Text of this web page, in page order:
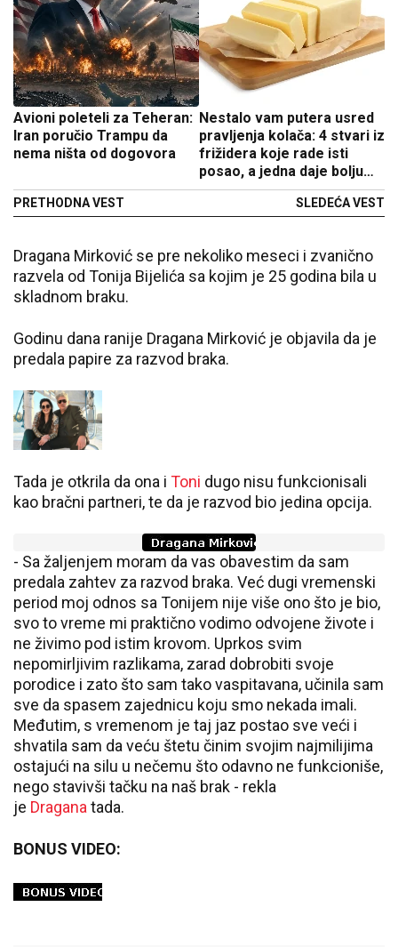
Avioni poleteli za Teheran:
Iran poručio Trampu da
nema ništa od dogovora
PRETHODNA VEST
Nestalo vam putera usred
pravljenja kolača: 4 stvari iz
frižidera koje rade isti
posao, a jedna daje bolju
vlažnost
SLEDEĆA VEST
Dragana Mirković se pre nekoliko meseci i zvanično
razvela od Tonija Bijelića sa kojim je 25 godina bila u
skladnom braku.
Godinu dana ranije Dragana Mirković je objavila da je
predala papire za razvod braka.
Tada je otkrila da ona i Toni dugo nisu funkcionisali
kao bračni partneri, te da je razvod bio jedina opcija.
- Sa žaljenjem moram da vas obavestim da sam
predala zahtev za razvod braka. Već dugi vremenski
period moj odnos sa Tonijem nije više ono što je bio,
svo to vreme mi praktično vodimo odvojene živote i
ne živimo pod istim krovom. Uprkos svim
nepomirljivim razlikama, zarad dobrobiti svoje
porodice i zato što sam tako vaspitavana, učinila sam
sve da spasem zajednicu koju smo nekada imali.
Međutim, s vremenom je taj jaz postao sve veći i
shvatila sam da veću štetu činim svojim najmilijima
ostajući na silu u nečemu što odavno ne funkcioniše,
nego stavivši tačku na naš brak - rekla
je Dragana tada.
BONUS VIDEO: